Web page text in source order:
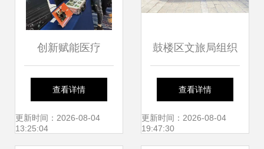
创新赋能医疗
Enclustra闪耀亮相
2024医用内窥镜技
查看详情
更新时间：2026-08-04
13:25:04
鼓楼区文旅局组织
开展文化惠民活动
搭建文化艺术交流
查看详情
更新时间：2026-08-04
19:47:30